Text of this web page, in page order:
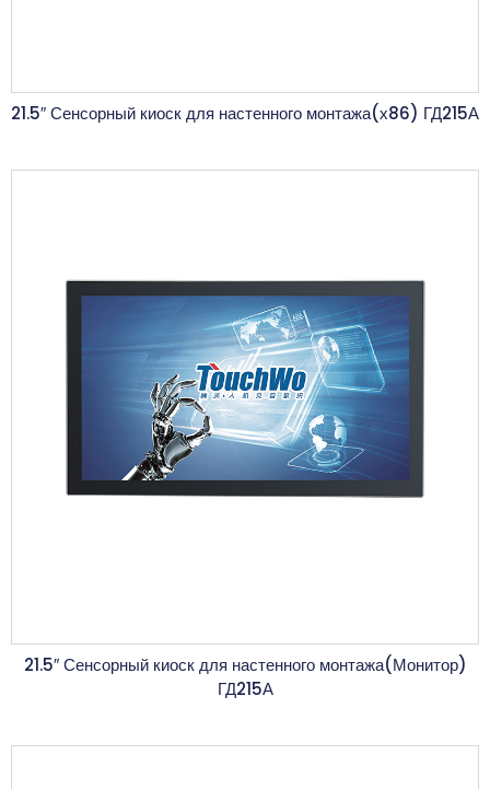
21.5″ Сенсорный киоск для настенного монтажа(х86) ГД215А
21.5″ Сенсорный киоск для настенного монтажа(Монитор)
ГД215А